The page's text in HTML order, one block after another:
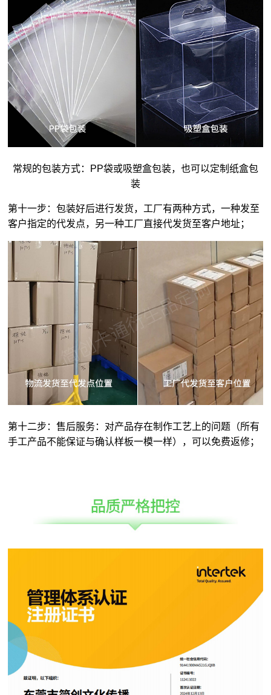
常规的包装方式：PP袋或吸塑盒包装，也可以定制纸盒包
装
第十一步：包装好后进行发货，工厂有两种方式，一种发至
客户指定的代发点，另一种工厂直接代发货至客户地址；
第十二步：售后服务：对产品存在制作工艺上的问题（所有
手工产品不能保证与确认样板一模一样），可以免费返修；